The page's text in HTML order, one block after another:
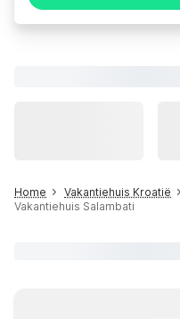
Home Vakantiehuis Kroatië
Vakantiehuis Salambati